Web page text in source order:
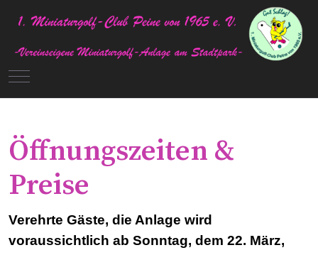
Mobile Menu Toggle
Öffnungszeiten &
Preise
Verehrte Gäste, die Anlage wird
voraussichtlich ab Sonntag, dem 22. März,